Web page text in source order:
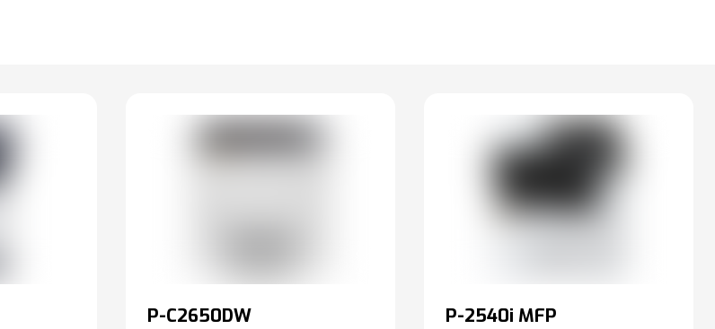
P-C2650DW P-2540i MFP